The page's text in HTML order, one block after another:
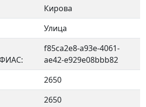
Кирова
Улица
f85ca2e8-a93e-4061-
ae42-e929e08bbb82
2650
2650